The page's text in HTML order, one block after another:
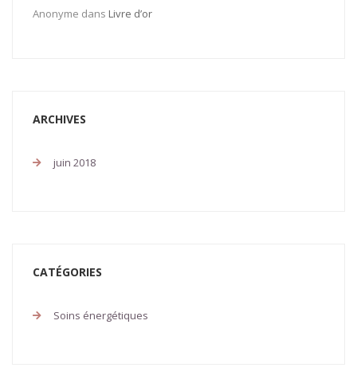
Anonyme dans Livre d’or
ARCHIVES
juin 2018
CATÉGORIES
Soins énergétiques